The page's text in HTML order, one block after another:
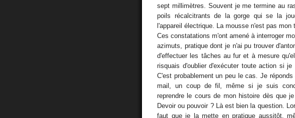
sept millimètres. Souvent je me termine au
poils récalcitrants de la gorge qui se la
l'appareil électrique. La mousse n'est pas mon
Ces constatations m'ont amené à interroger
azimuts, pratique dont je n'ai pu trouver
d'effectuer les tâches au fur et à mesure
risquais d'oublier d'exécuter toute action si
C'est probablement un peu le cas. Je
mail, un coup de fil, même si je suis
reprendre le cours de mon histoire dès que
Devoir ou pouvoir ? Là est bien la question.
faut que je la mette en pratique aussitôt,